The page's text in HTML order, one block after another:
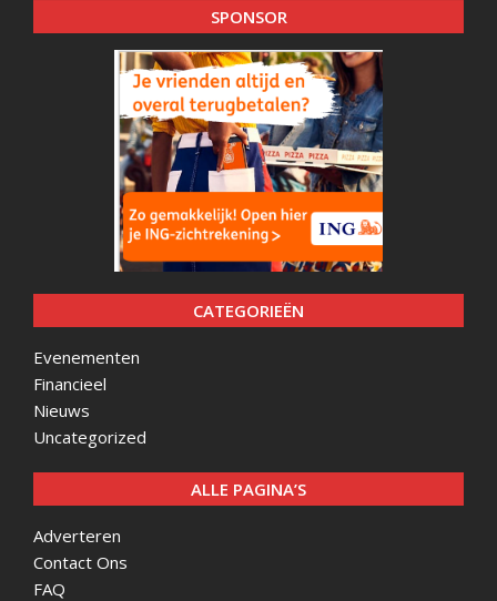
SPONSOR
CATEGORIEËN
Evenementen
Financieel
Nieuws
Uncategorized
ALLE PAGINA’S
Adverteren
Contact Ons
FAQ